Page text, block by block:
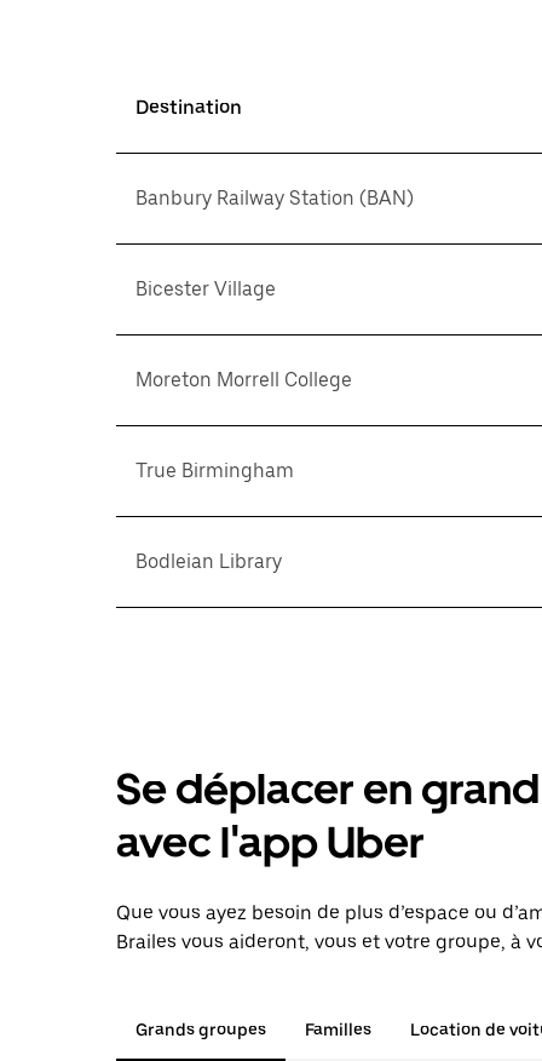
Destination
Banbury Railway Station (BAN)
Bicester Village
Moreton Morrell College
True Birmingham
Bodleian Library
Se déplacer en
avec l'app Uber
Que vous ayez besoin de plus d’espace ou
Brailes vous aideront, vous et votre groupe, à
Grands groupes Familles Location de